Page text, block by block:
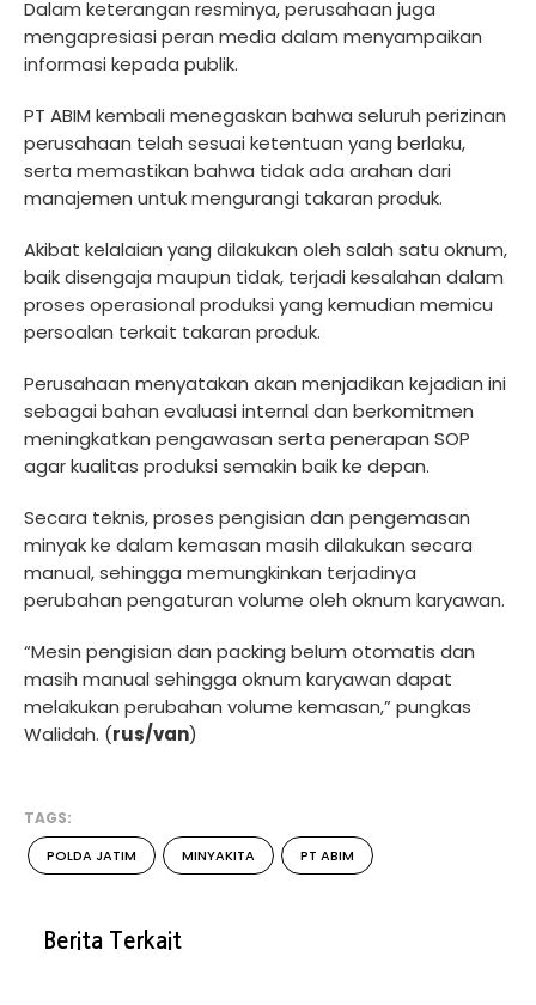
Dalam keterangan resminya, perusahaan juga
mengapresiasi peran media dalam menyampaikan
informasi kepada publik.
PT ABIM kembali menegaskan bahwa seluruh perizinan
perusahaan telah sesuai ketentuan yang berlaku,
serta memastikan bahwa tidak ada arahan dari
manajemen untuk mengurangi takaran produk.
Akibat kelalaian yang dilakukan oleh salah satu oknum,
baik disengaja maupun tidak, terjadi kesalahan dalam
proses operasional produksi yang kemudian memicu
persoalan terkait takaran produk.
Perusahaan menyatakan akan menjadikan kejadian ini
sebagai bahan evaluasi internal dan berkomitmen
meningkatkan pengawasan serta penerapan SOP
agar kualitas produksi semakin baik ke depan.
Secara teknis, proses pengisian dan pengemasan
minyak ke dalam kemasan masih dilakukan secara
manual, sehingga memungkinkan terjadinya
perubahan pengaturan volume oleh oknum karyawan.
“Mesin pengisian dan packing belum otomatis dan
masih manual sehingga oknum karyawan dapat
melakukan perubahan volume kemasan,” pungkas
Walidah. (rus/van)
TAGS:
POLDA JATIM MINYAKITA PT ABIM
Berita Terkait